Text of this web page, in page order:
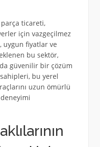
ticareti,
için vazgeçilmez
uygun fiyatlar ve
bu sektör,
güvenilir bir çözüm
bu yerel
uzun ömürlü